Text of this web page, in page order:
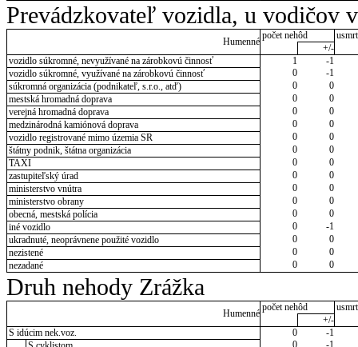
Prevádzkovateľ vozidla, u vodičov
Humenné
počet nehôd
+/-
vozidlo súkromné, nevyužívané na zárobkovú činnosť
1
-1
vozidlo súkromné, využívané na zárobkovú činnosť
0
-1
súkromná organizácia (podnikateľ, s.r.o., atď)
0
0
mestská hromadná doprava
0
0
verejná hromadná doprava
0
0
medzinárodná kamiónová doprava
0
0
vozidlo registrované mimo územia SR
0
0
štátny podnik, štátna organizácia
0
0
TAXI
0
0
zastupiteľský úrad
0
0
ministerstvo vnútra
0
0
ministerstvo obrany
0
0
obecná, mestská polícia
0
0
iné vozidlo
0
-1
ukradnuté, neoprávnene použité vozidlo
0
0
nezistené
0
0
nezadané
0 0
Druh nehody Zrážka
Humenné
počet nehôd
+/-
S idúcim nek.voz.
0
-1